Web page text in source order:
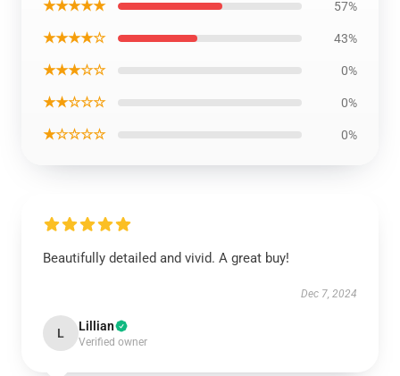
★★★★★ 57%
★★★★☆ 43%
★★★☆☆ 0%
★★☆☆☆ 0%
★☆☆☆☆ 0%
Beautifully detailed and vivid. A great buy!
Dec 7, 2024
L Lillian
Verified owner